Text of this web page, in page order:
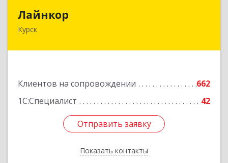
Лайнкор
Курск
Клиентов на сопровождении
662
1С:Специалист
42
Отправить заявку
Показать контакты
305021, Курская обл, Курск г, Победы пр-кт, дом
Отправить заявку
Назад